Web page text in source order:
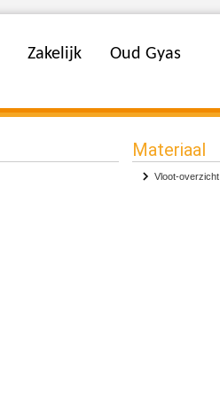
Zakelijk Oud Gyas
Materiaal
Vloot-overzicht